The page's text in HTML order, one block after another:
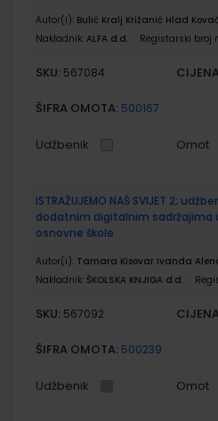
Autor(i): Bulić Kralj Križanić Hlad
Nakladnik: ALFA d.d. Registarski broj
SKU: 567084
ŠIFRA OMOTA: 500167
Udžbenik Omot
ISTRAŽUJEMO NAŠ SVIJET 2;
dodatnim digitalnim sadržajima
osnovne škole
Autor(i): Tamara Kisovar Ivanda
Nakladnik: ŠKOLSKA KNJIGA d.d.
SKU: 567092
ŠIFRA OMOTA: 500239
Udžbenik Omot